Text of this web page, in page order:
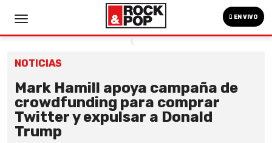
EN VIVO
NOTICIAS
Mark Hamill apoya campaña de
crowdfunding para comprar
Twitter y expulsar a Donald
Trump